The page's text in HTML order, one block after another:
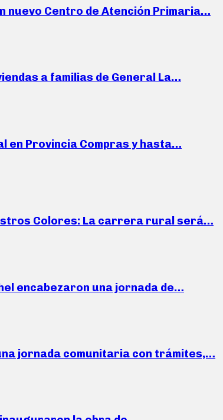
nuevo Centro de Atención Primaria…
a familias de General La…
en Provincia Compras y hasta…
Colores: La carrera rural será…
encabezaron una jornada de…
jornada comunitaria con trámites,…